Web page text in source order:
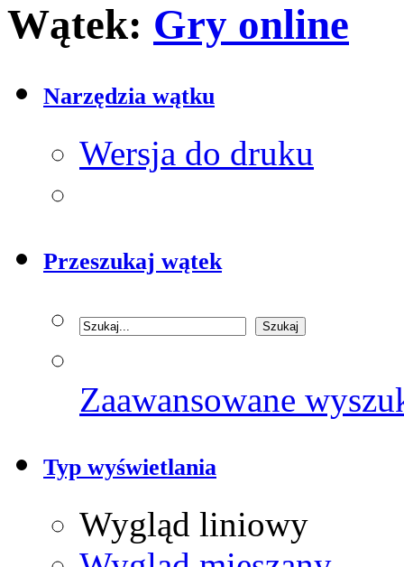
Wątek: Gry online
Narzędzia wątku
Wersja do druku
Przeszukaj wątek
Zaawansowane
Typ wyświetlania
Wygląd liniowy